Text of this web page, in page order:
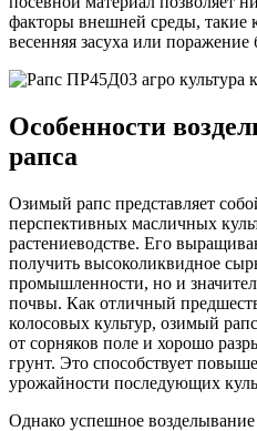
факторы внешней среды, такие
весенняя засуха или поражение
Особенности
рапса
Озимый рапс представляет
перспективных масличных
растениеводстве. Его
получить высоколиквидное
промышленности, но и
почвы. Как отличный
колосовых культур, озимый
от сорняков поле и хорошо
грунт. Это способствует
урожайности последующих
Однако успешное